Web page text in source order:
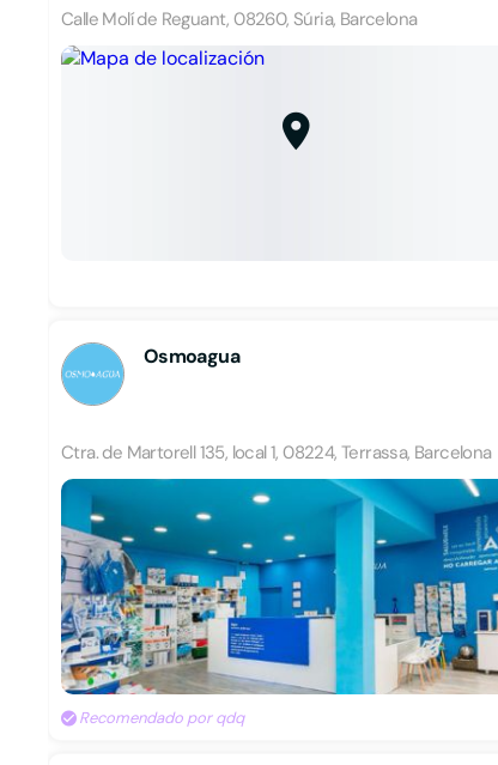
Calle Molí de Reguant, 08260, Súria, Barcelona
Osmoagua
Ctra. de Martorell 135, local 1, 08224, Terrassa, Barcelona
Recomendado por qdq